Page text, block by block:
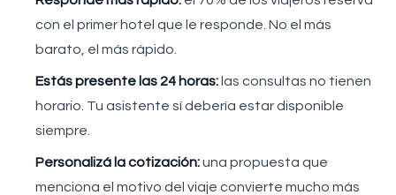
con el primer hotel que le responde. No el más
barato, el más rápido.
Estás presente las 24 horas: las consultas no tienen
horario. Tu asistente sí debería estar disponible
siempre.
Personalizá la cotización:una propuesta que
menciona el motivo del viaje convierte mucho más